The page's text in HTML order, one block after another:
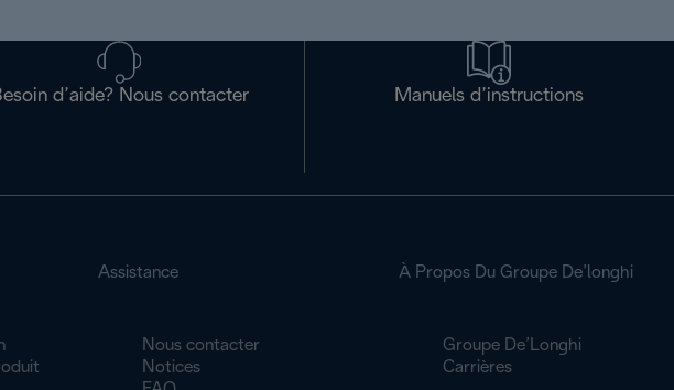
d’aide? Nous contacter Manuels d’instructions
Assistance
Nous contacter
Notices
À Propos Du Groupe De’longhi
Groupe De’Longhi
Carrières